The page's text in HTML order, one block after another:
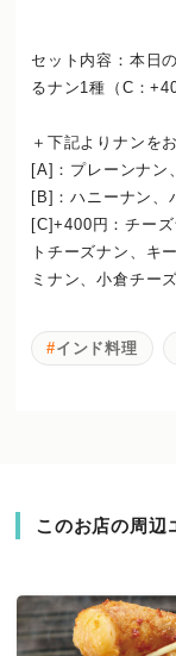
セット内容：本日
るナン1種（C：
＋下記よりナンを
[A]：プレーンナン
[B]：ハニーナン、
[C]+400円：チー
トチーズナン、キ
ミナン、小倉チーズ
インド料理
このお店の周辺